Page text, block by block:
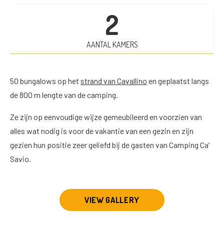
2
AANTAL KAMERS
50 bungalows op het strand van Cavallino en geplaatst langs
de 800 m lengte van de camping.
Ze zijn op eenvoudige wijze gemeubileerd en voorzien van
alles wat nodig is voor de vakantie van een gezin en zijn
gezien hun positie zeer geliefd bij de gasten van Camping Ca’
Savio.
VIEW GALLERY